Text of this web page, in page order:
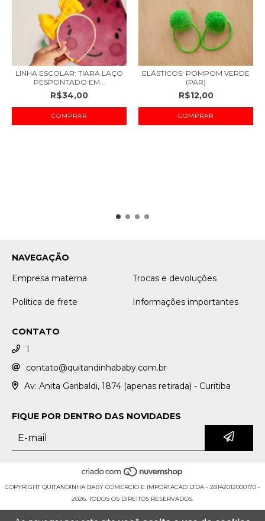
LINHA ESCOLAR: TIARA LAÇO
PESPONTADO EM...
R$34,00
ELÁSTICOS: POMPOM VERDE
(PAR)
R$12,00
NAVEGAÇÃO
Empresa materna
Trocas e devoluções
Política de frete Informações importantes
CONTATO
1
contato@quitandinhababy.com.br
Av: Anita Garibaldi, 1874 (apenas retirada) - Curitiba
FIQUE POR DENTRO DAS NOVIDADES
COPYRIGHT QUITANDINHA BABY COMERCIO E IMPORTACAO LTDA - 28142012000170 -
2026. TODOS OS DIREITOS RESERVADOS.